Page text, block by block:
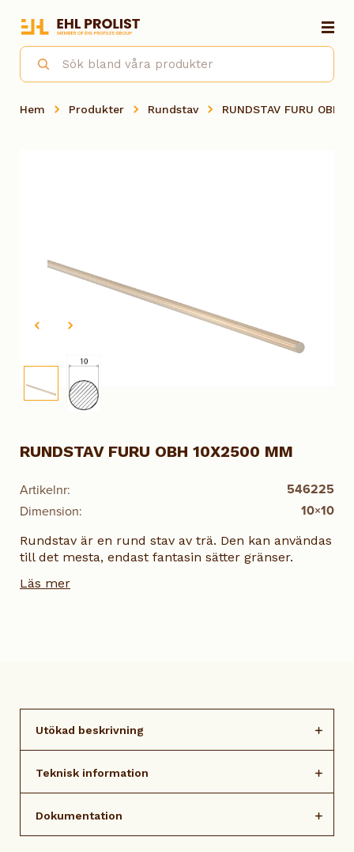
Hem Produkter Rundstav RUNDSTAV FURU OBH
Artikelnr: 546225
Dimension: 10×10
RUNDSTAV FURU OBH 10X2500 MM
Rundstav är en rund stav av trä. Den kan användas
till det mesta, endast fantasin sätter gränser.
Läs mer
Utökad beskrivning
Teknisk information
Dokumentation